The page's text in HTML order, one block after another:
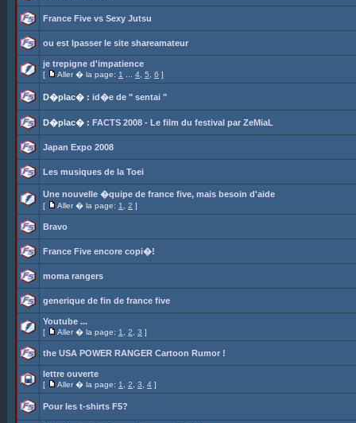
France Five vs Sexy Jutsu
ou est lpasser le site shareamateur
je trepigne d'impatience
[ Aller � la page: 1 4 5 6 ]
D�plac� : id�e de " sentai "
D�plac� : FACTS 2008 - Le film du festival par ZeMiaL
Japan Expo 2008
Les musiques de la Toei
Une nouvelle �quipe de france five, mais besoin d'aide
[ Aller � la page: 1 2 ]
Bravo
France Five encore copi�!
moma rangers
generique de fin de france five
Youtube ...
[ Aller � la page: 1 2 3 ]
the USA POWER RANGER Cartoon Rumor !
lettre ouverte
[ Aller � la page: 1 2 3 4 ]
Pour les t-shirts F5?